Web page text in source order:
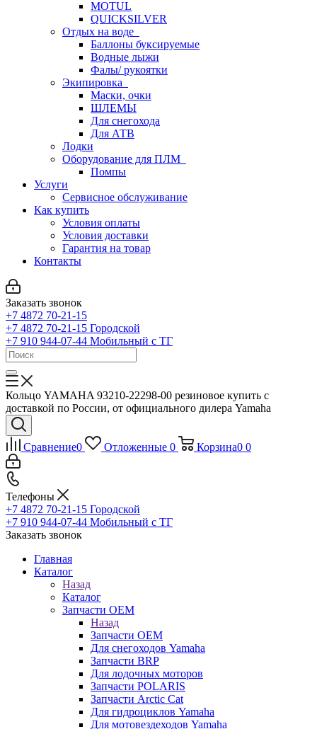
MOTUL
QUICKSILVER
Отдых на воде
Баллоны буксируемые
Водные лыжи
Фалы/ рукоятки
Экипировка
Маски, очки
ШЛЕМЫ
Для снегохода
Для АТВ
Лодки
Оборудование для ПЛМ
Помпы
Услуги
Сервисное обслуживание
Как купить
Условия оплаты
Условия доставки
Гарантия на товар
Контакты
Заказать звонок
+7 4872 70-21-15
+7 4872 70-21-15 Городской
+7 910 944-07-44 Мобильный с ТГ
Кольцо YAMAHA 93210-22298-00 резиновое купить с
доставкой по России, от официального дилера Yamaha
Сравнение0 Отложенные 0 Корзина0 0
Телефоны
+7 4872 70-21-15 Городской
+7 910 944-07-44 Мобильный с ТГ
Заказать звонок
Главная
Каталог
Назад
Каталог
Запчасти OEM
Назад
Запчасти OEM
Для снегоходов Yamaha
Запчасти BRP
Для лодочных моторов
Запчасти POLARIS
Запчасти Arctic Cat
Для гидроциклов Yamaha
Для мотовездеходов Yamaha